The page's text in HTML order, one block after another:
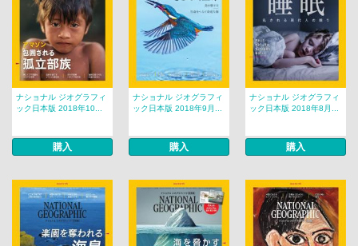
ナショナル ジオグラフィ
ック日本版 2018年10...
購入
ナショナル ジオグラフィ
ック日本版 2018年9月...
購入
ナショナル ジオグラフィ
ック日本版 2018年8月...
購入